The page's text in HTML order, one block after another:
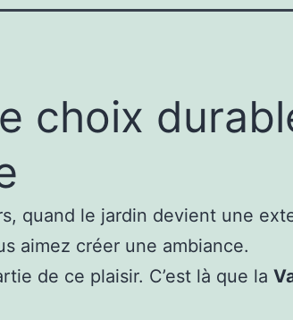
18
choix
quand le jardin devient une
aimez créer une ambiance.
de ce plaisir. C’est là que la